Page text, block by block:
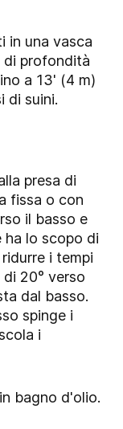
in una vasca
di profondità
a 13' (4 m)
di suini.
presa di
fissa o con
il basso e
lo scopo di
i tempi
20° verso
dal basso.
spinge i
i
bagno d'olio.